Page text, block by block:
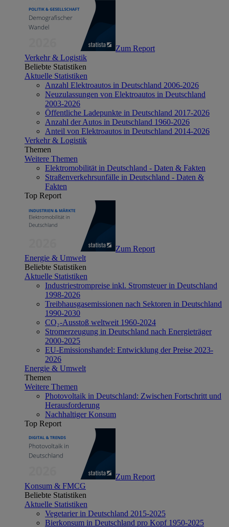
Zum Report
Verkehr & Logistik
Beliebte Statistiken
Aktuelle Statistiken
Anzahl Elektroautos in Deutschland 2006-2026
Neuzulassungen von Elektroautos in Deutschland
2003-2026
Öffentliche Ladepunkte in Deutschland 2017-2026
Anzahl der Autos in Deutschland 1960-2026
Anteil von Elektroautos in Deutschland 2014-2026
Verkehr & Logistik
Themen
Weitere Themen
Elektromobilität in Deutschland - Daten & Fakten
Straßenverkehrsunfälle in Deutschland - Daten &
Fakten
Top Report
Zum Report
Energie & Umwelt
Beliebte Statistiken
Aktuelle Statistiken
Industriestrompreise inkl. Stromsteuer in Deutschland
1998-2026
Treibhausgasemissionen nach Sektoren in Deutschland
1990-2030
CO₂-Ausstoß weltweit 1960-2024
Stromerzeugung in Deutschland nach Energieträger
2000-2025
EU-Emissionshandel: Entwicklung der Preise 2023-
2026
Energie & Umwelt
Themen
Weitere Themen
Photovoltaik in Deutschland: Zwischen Fortschritt und
Herausforderung
Nachhaltiger Konsum
Top Report
Zum Report
Konsum & FMCG
Beliebte Statistiken
Aktuelle Statistiken
Vegetarier in Deutschland 2015-2025
Bierkonsum in Deutschland pro Kopf 1950-2025